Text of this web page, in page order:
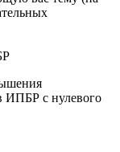
ИПБР с нулевого